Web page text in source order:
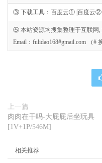
③ 下载工具：百度云① |百度云② |
⑤ 本站资源均搜集整理于互联网,
Email：fulidao168#gmail.com （#
上一篇
肉肉在干吗-大屁屁后坐玩具
[1V+1P/546M]
相关推荐